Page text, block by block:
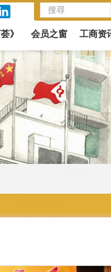
》 会员之窗 工商资